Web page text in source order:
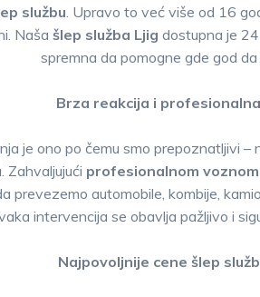
službu. Upravo to već više od 16
Naša šlep služba Ljig dostupna je
spremna da pomogne gde god
Brza reakcija i
je ono po čemu smo prepoznatljivi
Zahvaljujući profesionalnom
prevezemo automobile, kombije,
intervencija se obavlja pažljivo i
Najpovoljnije cene šlep